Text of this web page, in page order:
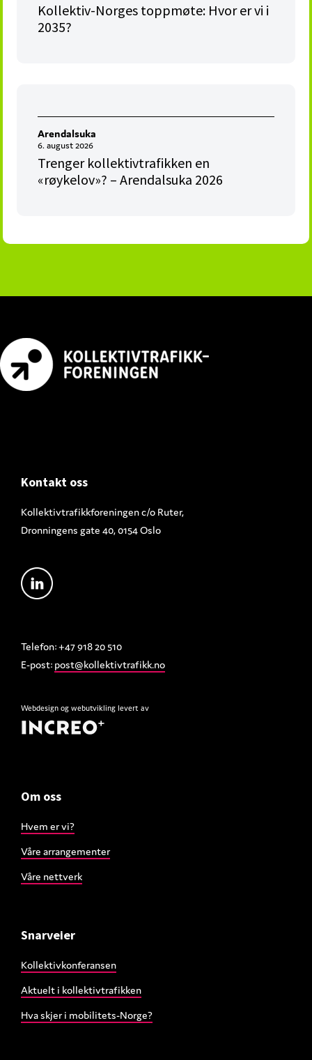
Kollektiv-Norges toppmøte: Hvor er vi i
2035?
Arendalsuka
6. august 2026
Trenger kollektivtrafikken en
«røykelov»? – Arendalsuka 2026
Footer
Kontakt oss
Kollektivtrafikkforeningen c/o Ruter,
Dronningens gate 40, 0154 Oslo
Telefon: +47 918 20 510
E-post: post@kollektivtrafikk.no
Webdesign og webutvikling levert av
Om oss
Hvem er vi?
Våre arrangementer
Våre nettverk
Snarveier
Kollektivkonferansen
Aktuelt i kollektivtrafikken
Hva skjer i mobilitets-Norge?